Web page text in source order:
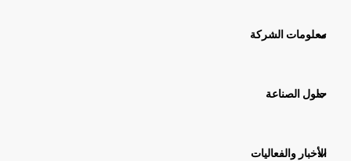
معلومات الشركة
حلول الصناعة
الأخبار والفعاليات